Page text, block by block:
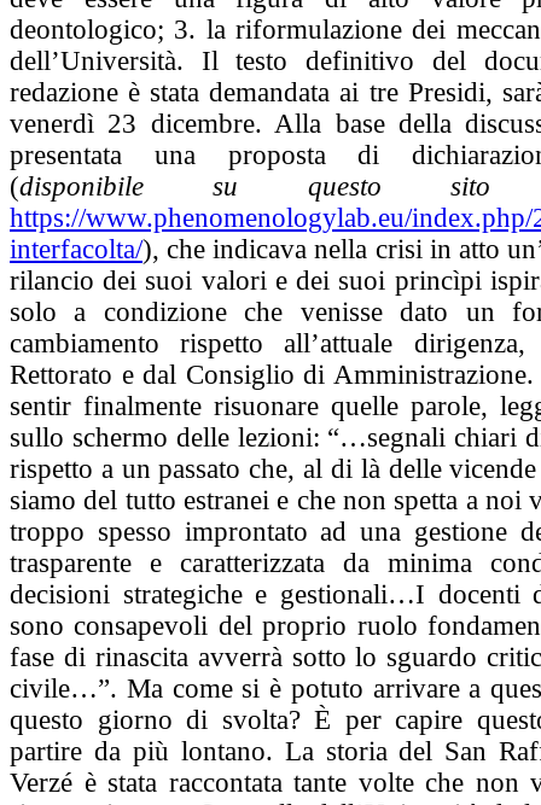
deontologico; 3. la riformulazione dei
dell’Università. Il testo definitivo del
redazione è stata demandata ai tre Presidi,
venerdì 23 dicembre. Alla base della
presentata una proposta di
(disponibile su questo sito
https://www.phenomenologylab.eu/
interfacolta/), che indicava nella crisi in atto
rilancio dei suoi valori e dei suoi princìpi
solo a condizione che venisse dato un
cambiamento rispetto all’attuale
Rettorato e dal Consiglio di Amministrazione.
sentir finalmente risuonare quelle parole,
sullo schermo delle lezioni: “…segnali chiari
rispetto a un passato che, al di là delle
siamo del tutto estranei e che non spetta a noi
troppo spesso improntato ad una gestione
trasparente e caratterizzata da minima
decisioni strategiche e gestionali…I docenti
sono consapevoli del proprio ruolo
fase di rinascita avverrà sotto lo sguardo
civile…”. Ma come si è potuto arrivare a
questo giorno di svolta? È per capire
partire da più lontano. La storia del San
Verzé è stata raccontata tante volte che non